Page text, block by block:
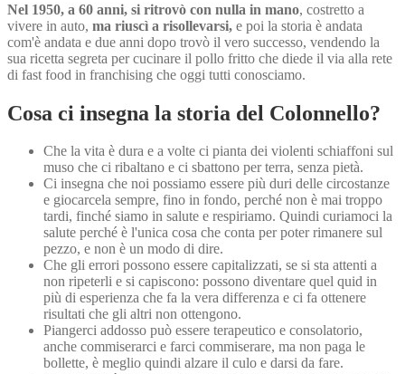
Nel 1950, a 60 anni, si ritrovò con nulla in mano, costretto a
vivere in auto, ma riuscì a risollevarsi, e poi la storia è andata
com'è andata e due anni dopo trovò il vero successo, vendendo la
sua ricetta segreta per cucinare il pollo fritto che diede il via alla rete
di fast food in franchising che oggi tutti conosciamo.
Cosa ci insegna la storia del Colonnello?
Che la vita è dura e a volte ci pianta dei violenti schiaffoni sul
muso che ci ribaltano e ci sbattono per terra, senza pietà.
Ci insegna che noi possiamo essere più duri delle circostanze
e giocarcela sempre, fino in fondo, perché non è mai troppo
tardi, finché siamo in salute e respiriamo. Quindi curiamoci la
salute perché è l'unica cosa che conta per poter rimanere sul
pezzo, e non è un modo di dire.
Che gli errori possono essere capitalizzati, se si sta attenti a
non ripeterli e si capiscono: possono diventare quel quid in
più di esperienza che fa la vera differenza e ci fa ottenere
risultati che gli altri non ottengono.
Piangerci addosso può essere terapeutico e consolatorio,
anche commiserarci e farci commiserare, ma non paga le
bollette, è meglio quindi alzare il culo e darsi da fare.